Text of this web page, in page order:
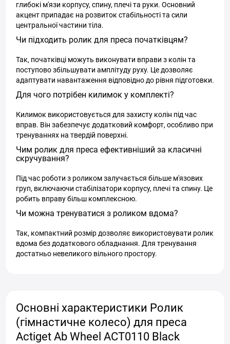
глибокі м'язи корпусу, спину, плечі та руки. Основний
акцент припадає на розвиток стабільності та сили
центральної частини тіла.
Чи підходить ролик для преса початківцям?
Так, початківці можуть виконувати вправи з колін та
поступово збільшувати амплітуду руху. Це дозволяє
адаптувати навантаження відповідно до рівня підготовки.
Для чого потрібен килимок у комплекті?
Килимок використовується для захисту колін під час
вправ. Він забезпечує додатковий комфорт, особливо при
тренуваннях на твердій поверхні.
Чим ролик для преса ефективніший за класичні
скручування?
Під час роботи з роликом залучається більше м'язових
груп, включаючи стабілізатори корпусу, плечі та спину. Це
робить вправу більш комплексною.
Чи можна тренуватися з роликом вдома?
Так, компактний розмір дозволяє використовувати ролик
вдома без додаткового обладнання. Для тренування
достатньо невеликого вільного простору.
Основні характеристики Ролик
(гімнастичне колесо) для преса
Actiget Ab Wheel ACT0110 Black